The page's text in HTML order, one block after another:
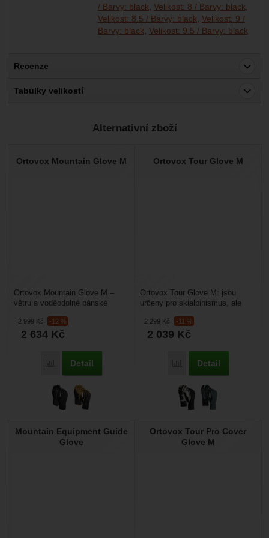
/ Barvy: black Velikost: 8 / Barvy: black
Velikost: 8.5 / Barvy: black Velikost: 9 /
Barvy: black Velikost: 9.5 / Barvy: black
Recenze
Nebyla přidána žádná recenze.
Tabulky velikostí
Alternativní zboží
Ortovox Mountain Glove M
2 999Kč -12 %
2 634 Kč
Porovnat
Detail
Ortovox Mountain Glove M –
větru a voděodolné pánské
Sympatex, která zajistí...
Ortovox Tour Glove M
2 299Kč -11 %
2 039 Kč
Porovnat
Detail
Ortovox Tour Glove M: jsou
určeny pro skialpinismus, ale
jiných aktivitách....
Mountain Equipment Guide
Glove
Ortovox Tour Pro Cover
Glove M